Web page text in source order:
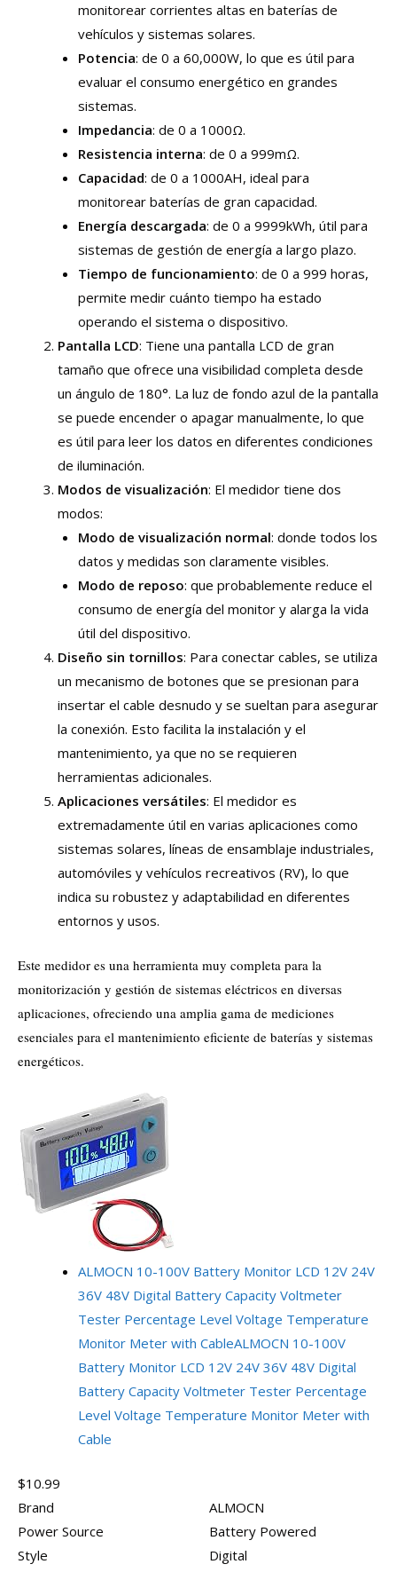
monitorear corrientes altas en baterías de
vehículos y sistemas solares.
Potencia: de 0 a 60,000W, lo que es útil para
evaluar el consumo energético en grandes
sistemas.
Impedancia: de 0 a 1000Ω.
Resistencia interna: de 0 a 999mΩ.
Capacidad: de 0 a 1000AH, ideal para
monitorear baterías de gran capacidad.
Energía descargada: de 0 a 9999kWh, útil para
sistemas de gestión de energía a largo plazo.
Tiempo de funcionamiento: de 0 a 999 horas,
permite medir cuánto tiempo ha estado
operando el sistema o dispositivo.
Pantalla LCD: Tiene una pantalla LCD de gran
tamaño que ofrece una visibilidad completa desde
un ángulo de 180°. La luz de fondo azul de la pantalla
se puede encender o apagar manualmente, lo que
es útil para leer los datos en diferentes condiciones
de iluminación.
Modos de visualización: El medidor tiene dos
modos:
Modo de visualización normal: donde todos los
datos y medidas son claramente visibles.
Modo de reposo: que probablemente reduce el
consumo de energía del monitor y alarga la vida
útil del dispositivo.
Diseño sin tornillos: Para conectar cables, se utiliza
un mecanismo de botones que se presionan para
insertar el cable desnudo y se sueltan para asegurar
la conexión. Esto facilita la instalación y el
mantenimiento, ya que no se requieren
herramientas adicionales.
Aplicaciones versátiles: El medidor es
extremadamente útil en varias aplicaciones como
sistemas solares, líneas de ensamblaje industriales,
automóviles y vehículos recreativos (RV), lo que
indica su robustez y adaptabilidad en diferentes
entornos y usos.
Este medidor es una herramienta muy completa para la
monitorización y gestión de sistemas eléctricos en diversas
aplicaciones, ofreciendo una amplia gama de mediciones
esenciales para el mantenimiento eficiente de baterías y sistemas
energéticos.
ALMOCN 10-100V Battery Monitor LCD 12V 24V
36V 48V Digital Battery Capacity Voltmeter
Tester Percentage Level Voltage Temperature
Monitor Meter with CableALMOCN 10-100V
Battery Monitor LCD 12V 24V 36V 48V Digital
Battery Capacity Voltmeter Tester Percentage
Level Voltage Temperature Monitor Meter with
Cable
$10.99
Brand
ALMOCN
Power Source
Battery Powered
Style
Digital